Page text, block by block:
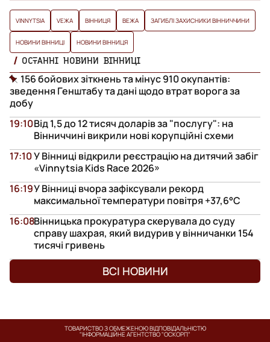
VINNYTSIA VЕЖА ВІННИЦЯ ВЕЖА ЗАГИБЛІ ЗАХИСНИКИ ВІННИЧЧИНИ
НОВИНИ ВІННИЦІ НОВИНИ ВІННИЦЯ
ОСТАННІ НОВИНИ ВІННИЦІ
156 бойових зіткнень та мінус 910 окупантів:
зведення Генштабу та дані щодо втрат ворога за
добу
Від 1,5 до 12 тисяч доларів за "послугу": на
Вінниччині викрили нові корупційні схеми
19:10
У Вінниці відкрили реєстрацію на дитячий забіг
«Vinnytsia Kids Race 2026»
17:10
У Вінниці вчора зафіксували рекорд
максимальної температури повітря +37,6°С
16:19
Вінницька прокуратура скерувала до суду
справу шахрая, який видурив у вінничанки 154
тисячі гривень
16:08
ВСІ НОВИНИ
ТОВАРИСТВО З ОБМЕЖЕНОЮ ВІДПОВІДАЛЬНІСТЮ
"ІНФОРМАЦІЙНЕ АГЕНТСТВО "ОСКОРП"